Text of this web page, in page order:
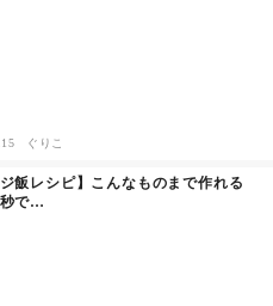
ぐりこ
ジ飯レシピ】こんなものまで作れる
で…